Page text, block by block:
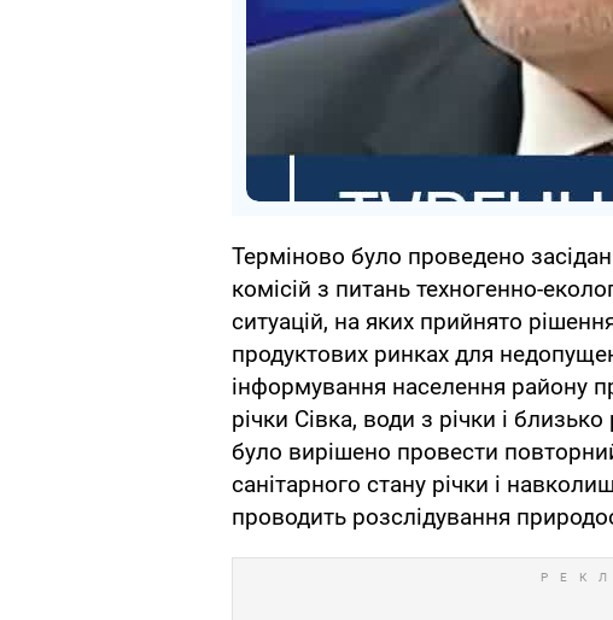
Терміново було проведено
комісій з питань техногенно-
ситуацій, на яких прийнято
продуктових ринках для
інформування населення району
річки Сівка, води з річки і
було вирішено провести
санітарного стану річки і
проводить розслідування